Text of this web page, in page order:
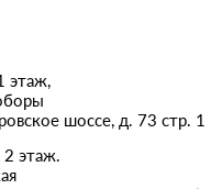
этаж,
шоссе, д. 73 стр. 1
этаж.